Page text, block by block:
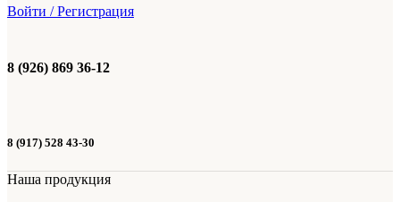
Войти / Регистрация
8 (926) 869 36-12
8 (917) 528 43-30
Наша продукция